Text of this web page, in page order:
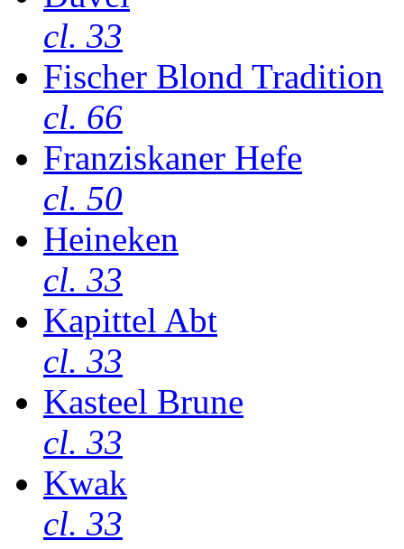
cl. 33
Fischer Blond Tradition
cl. 66
Franziskaner Hefe
cl. 50
Heineken
cl. 33
Kapittel Abt
cl. 33
Kasteel Brune
cl. 33
Kwak
cl. 33